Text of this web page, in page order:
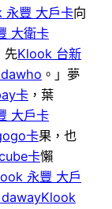
永豐 大戶卡向
大衛卡
先Klook 台新
。」夢
卡 ，葉
大戶卡
卡果，也
卡懶
永豐 大戶
Klook